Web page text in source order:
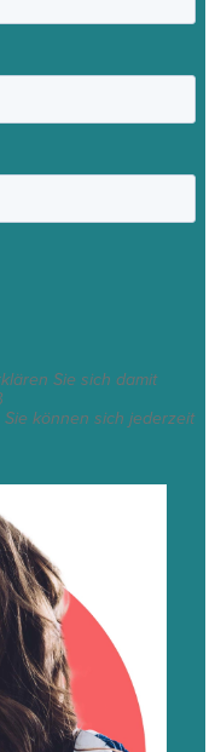
Sie sich damit
können sich jederzeit